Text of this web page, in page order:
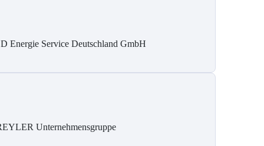
Energie Service Deutschland GmbH
Unternehmensgruppe